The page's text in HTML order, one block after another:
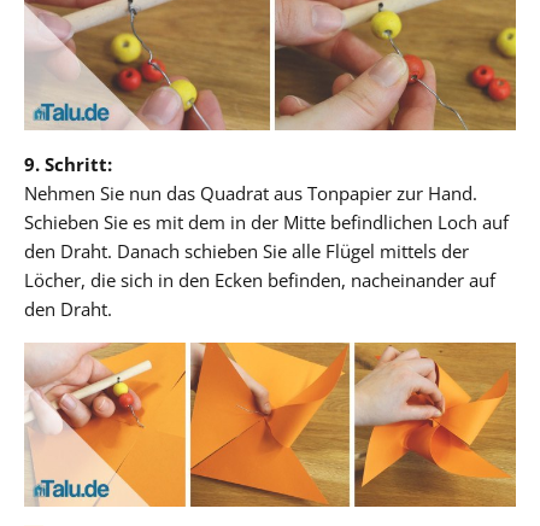
9. Schritt:
Nehmen Sie nun das Quadrat aus Tonpapier zur Hand.
Schieben Sie es mit dem in der Mitte befindlichen Loch auf
den Draht. Danach schieben Sie alle Flügel mittels der
Löcher, die sich in den Ecken befinden, nacheinander auf
den Draht.